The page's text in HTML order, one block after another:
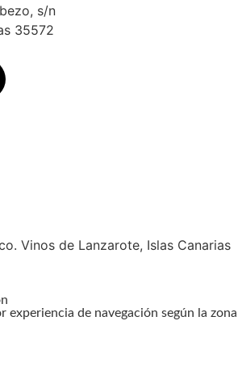
s/n
35572
Vinos de Lanzarote, Islas Canarias
experiencia de navegación según la zona